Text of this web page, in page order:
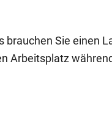
brauchen Sie einen
Arbeitsplatz